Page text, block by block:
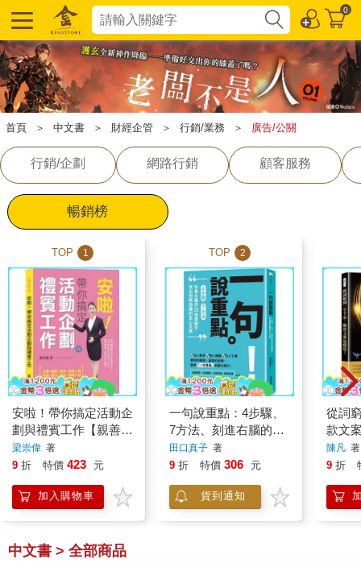
0
首頁 ＞ 中文書 ＞ 財經企管 ＞ 行銷/業務 ＞ 廣告/公關
行銷/企劃 網路行銷 顧客服務
暢銷榜
TOP 1
安啦！帶你搞定活動企
劃與禮賓工作【親善大
使、公關活動必備】
梁崇偉 著
9 折 特價 423 元
加入購物車
TOP 2
一句說重點：4步驟、
7方法、刻進右腦的20
個關鍵字，寫出短精勁
趣的走心文案
田口真子 著
9 折 特價 306 元
貨到通知
從詞
款文
位✖
題……
的銷
陳凡 著
9 折
中文書 > 全部商品